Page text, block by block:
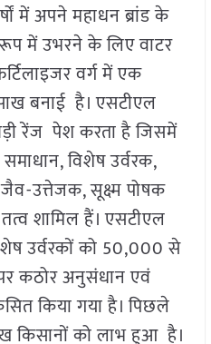
में अपने महाधन ब्रांड के
में उभरने के लिए वाटर
वर्ग में एक
बनाई है। एसटीएल
रेंज पेश करता है जिसमें
विशेष उर्वरक,
उत्तेजक, सूक्ष्म पोषक
शामिल हैं। एसटीएल
उर्वरकों को 50,000 से
कठोर अनुसंधान एवं
किया गया है। पिछले
किसानों को लाभ हुआ है।